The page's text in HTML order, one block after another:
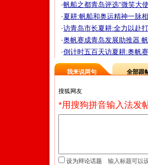
·帆船之都青岛评选“微笑大
·夏耕:帆船和奥运精神一脉
·访青岛市长夏耕:全力以赴
·奥帆赛成青岛发展助推器
·倒计时五百天访夏耕:奥帆
我来说两句 全部跟
*用搜狗拼音输入法发
设为辩论话题